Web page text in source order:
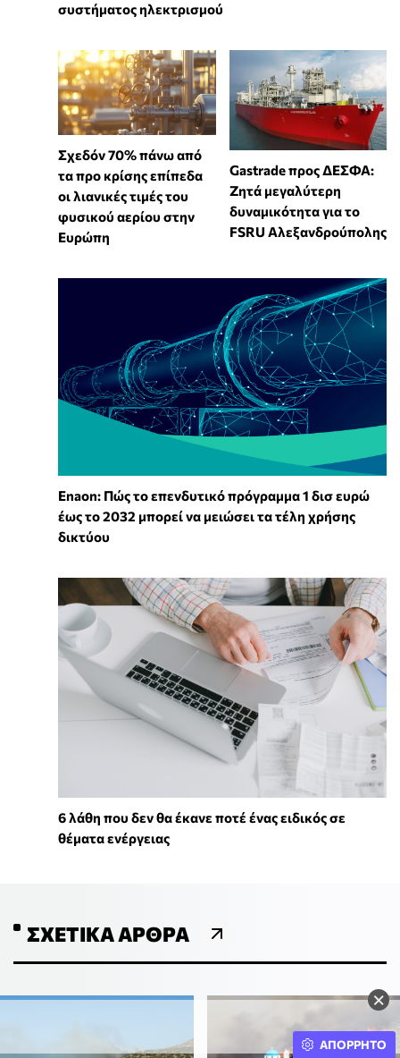
×
συστήματος ηλεκτρισμού
Σχεδόν 70% πάνω από
τα προ κρίσης επίπεδα
οι λιανικές τιμές του
φυσικού αερίου στην
Ευρώπη
Gastrade προς ΔΕΣΦΑ:
Ζητά μεγαλύτερη
δυναμικότητα για το
FSRU Αλεξανδρούπολης
Enaon: Πώς το επενδυτικό πρόγραμμα 1 δισ ευρώ
έως το 2032 μπορεί να μειώσει τα τέλη χρήσης
δικτύου
6 λάθη που δεν θα έκανε ποτέ ένας ειδικός σε
θέματα ενέργειας
ΣΧΕΤΙΚΆ ΆΡΘΡΑ
ΑΠΟΡΡΗΤΟ